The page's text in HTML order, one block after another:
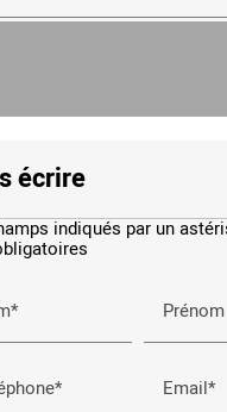
écrire
indiqués par un
Prénom
Email*